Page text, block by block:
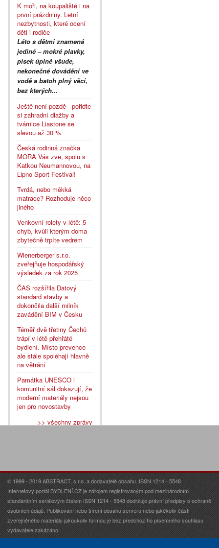
K moři, na koupaliště i na
první prázdniny. Letní
nezbytnosti, které ocení
děti i rodiče
Léto s dětmi znamená
jediné – mokré plavky,
písek úplně všude,
nekonečné dovádění ve
vodě a batoh plný věcí,
bez kterých...
Ještě není pozdě - pořiďte
si zahradní dlažby a
tvárnice Liastone se
slevou až 30 %
Česká rodinná značka
MORA Vás zve, spolu s
Katkou Neumannovou, na
Lipno Sport Festival!
Tvrdá, nebo měkká
matrace? Rozhoduje něco
jiného
Venkovní rolety v létě: 5
chyb, kvůli kterým doma
zbytečně trpíte vedrem
Wienerberger s.r.o.
zveřejňuje hospodářský
výsledek za rok 2025
ČAS rozšířila Datový
standard stavby a
dokončila další milník
zavádění BIM v Česku
Téměř dvě třetiny Čechů
trápí v létě přehřáté
bydlení. Místo prevence
ale stále spoléhají hlavně
na větrání
Památka UNESCO i
komunitní sál dokazují, že
moderní materiály nejsou
jen pro novostavby
>> všechny zprávy
© 1999 - 2019 ABSTRACT, s.r.o. a dodavatelé obsahu. ISSN 1214 - 5548
Internetový portál BYDLENÍ.CZ je zdrojem registrovaným pod mezinárodním
standardním seriálovým číslem ISSN 1214 - 5548 dodržuje právní předpisy o ochraně
osobních údajů. Publikování nebo šíření obsahu serveru nebo jakékoliv části
zveřejněného materiálu jakoukoliv formou je bez předchozího písemného souhlasu
vydavatele zakázáno.